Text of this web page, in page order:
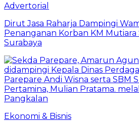
Advertorial
Dirut Jasa Raharja Dampingi
Penanganan Korban KM Mutiara
Surabaya
Ekonomi & Bisnis